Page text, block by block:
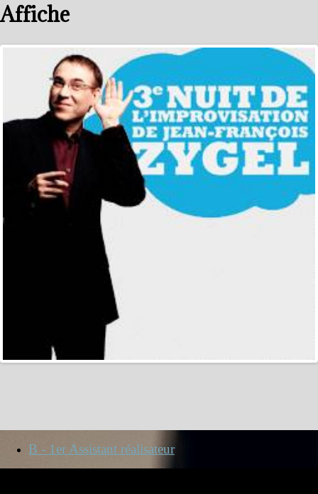
Affiche
B - 1er Assistant réalisateur